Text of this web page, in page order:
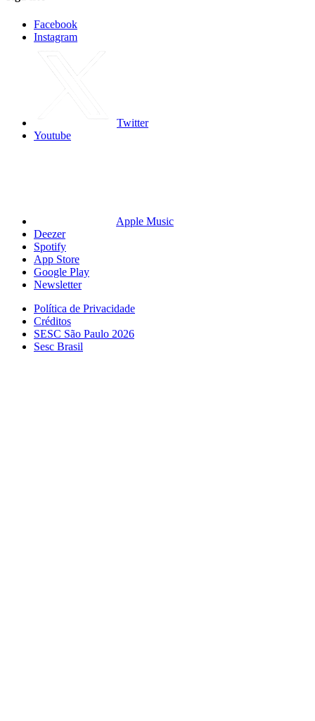
Facebook
Instagram
Twitter
Youtube
Apple Music
Deezer
Spotify
App Store
Google Play
Newsletter
Política de Privacidade
Créditos
SESC São Paulo 2026
Sesc Brasil